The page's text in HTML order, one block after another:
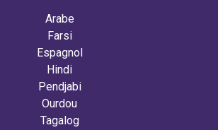
Arabe
Farsi
Espagnol
Hindi
Pendjabi
Ourdou
Tagalog